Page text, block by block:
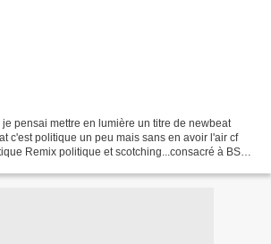
pensai mettre en lumière un titre de newbeat
c'est politique un peu mais sans en avoir l'air cf
Remix politique et scotching...consacré à BSR